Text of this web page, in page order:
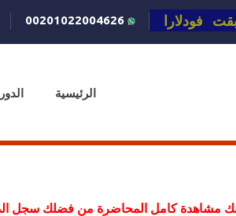
فودلارا
الرئيسية
مشاهدة كامل المحاضرة من فضلك سجل